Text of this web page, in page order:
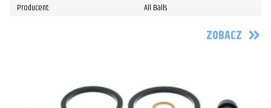
Producent:
All Balls
ZOBACZ